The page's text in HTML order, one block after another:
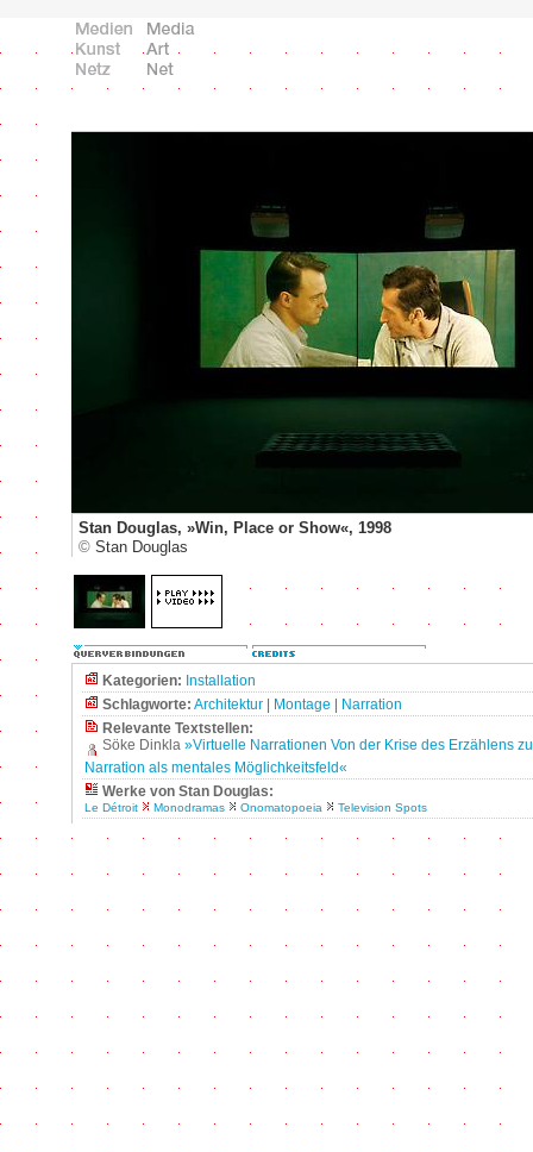
Stan Douglas, »Win, Place or Show«, 1998
© Stan Douglas
Kategorien: Installation
Schlagworte: Architektur Montage
Narration
Relevante Textstellen:
Söke Dinkla »Virtuelle Narrationen Von der Krise des Erzählens
Narration als mentales Möglichkeitsfeld«
Werke von Stan Douglas:
Le Détroit Monodramas Onomatopoeia Television Spots